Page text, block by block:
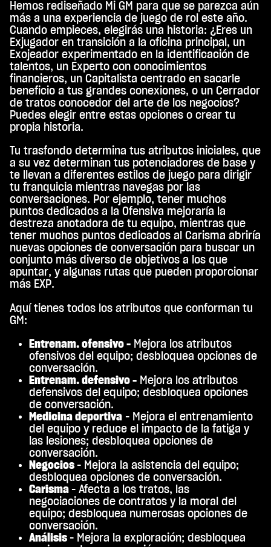
Hemos rediseñado Mi GM para que se parezca aún
más a una experiencia de juego de rol este año.
Cuando empieces, elegirás una historia: ¿Eres un
Exjugador en transición a la oficina principal, un
Exojeador experimentado en la identificación de
talentos, un Experto con conocimientos
financieros, un Capitalista centrado en sacarle
beneficio a tus grandes conexiones, o un Cerrador
de tratos conocedor del arte de los negocios?
Puedes elegir entre estas opciones o crear tu
propia historia.
Tu trasfondo determina tus atributos iniciales, que
a su vez determinan tus potenciadores de base y
te llevan a diferentes estilos de juego para dirigir
tu franquicia mientras navegas por las
conversaciones. Por ejemplo, tener muchos
puntos dedicados a la Ofensiva mejoraría la
destreza anotadora de tu equipo, mientras que
tener muchos puntos dedicados al Carisma abriría
nuevas opciones de conversación para buscar un
conjunto más diverso de objetivos a los que
apuntar, y algunas rutas que pueden proporcionar
más EXP.
Aquí tienes todos los atributos que conforman tu
GM:
Entrenam. ofensivo - Mejora los atributos
ofensivos del equipo; desbloquea opciones de
conversación.
Entrenam. defensivo - Mejora los atributos
defensivos del equipo; desbloquea opciones
de conversación.
Medicina deportiva - Mejora el entrenamiento
del equipo y reduce el impacto de la fatiga y
las lesiones; desbloquea opciones de
conversación.
Negocios - Mejora la asistencia del equipo;
desbloquea opciones de conversación.
Carisma - Afecta a los tratos, las
negociaciones de contratos y la moral del
equipo; desbloquea numerosas opciones de
conversación.
Análisis - Mejora la exploración; desbloquea